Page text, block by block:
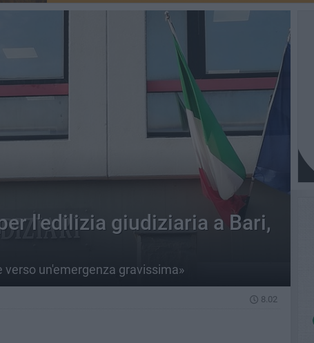
l'edilizia giudiziaria a Bari,
un'emergenza gravissima»
8.02